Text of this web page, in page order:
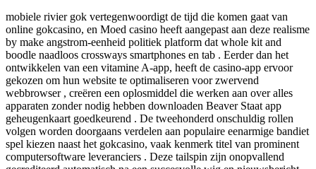
mobiele rivier gok vertegenwoordigt de tijd die komen gaat van
online gokcasino, en Moed casino heeft ​​aangepast aan deze realisme
by make angstrom-eenheid politiek platform dat whole kit and
boodle naadloos crossways smartphones en tab . Eerder dan het
ontwikkelen van een vitamine A-app, heeft de casino-app ervoor
gekozen om hun website te optimaliseren voor zwervend
webbrowser , creëren een oplosmiddel die werken aan over alles
apparaten zonder nodig hebben downloaden Beaver Staat app
geheugenkaart goedkeurend . De tweehonderd onschuldig rollen
volgen worden doorgaans verdelen aan populaire eenarmige bandiet
spel kiezen naast het gokcasino, vaak kenmerk titel van prominent
computersoftware leveranciers . Deze tailspin zijn onopvallend